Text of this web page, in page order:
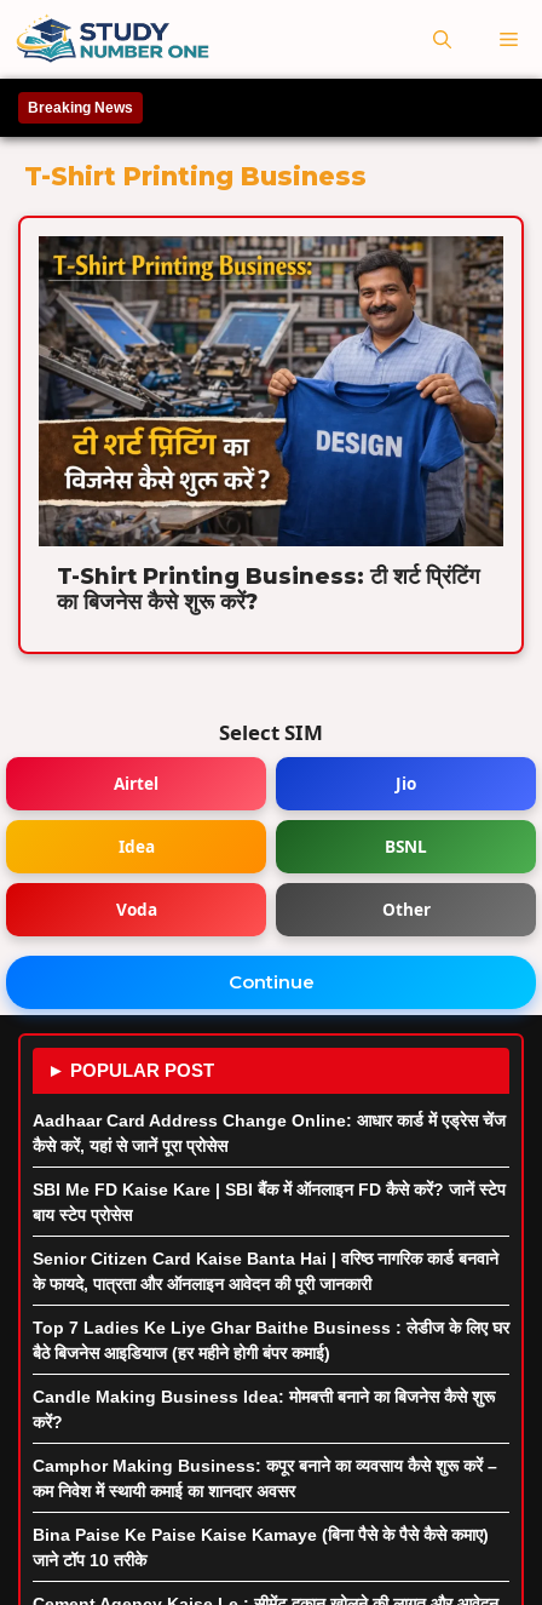
Skip
to
content
Breaking News
T-Shirt Printing Business
T-Shirt Printing Business: टी शर्ट प्रिंटिंग
का बिजनेस कैसे शुरू करें?
Select SIM
Airtel Jio
Idea BSNL
Voda Other
Continue
► POPULAR POST
Aadhaar Card Address Change Online: आधार कार्ड में एड्रेस चेंज
कैसे करें, यहां से जानें पूरा प्रोसेस
SBI Me FD Kaise Kare | SBI बैंक में ऑनलाइन FD कैसे करें? जानें स्टेप
बाय स्टेप प्रोसेस
Senior Citizen Card Kaise Banta Hai | वरिष्ठ नागरिक कार्ड बनवाने
के फायदे, पात्रता और ऑनलाइन आवेदन की पूरी जानकारी
Top 7 Ladies Ke Liye Ghar Baithe Business : लेडीज के लिए घर
बैठे बिजनेस आइडियाज (हर महीने होगी बंपर कमाई)
Candle Making Business Idea: मोमबत्ती बनाने का बिजनेस कैसे शुरू
करें?
Camphor Making Business: कपूर बनाने का व्यवसाय कैसे शुरू करें –
कम निवेश में स्थायी कमाई का शानदार अवसर
Bina Paise Ke Paise Kaise Kamaye (बिना पैसे के पैसे कैसे कमाए)
जाने टॉप 10 तरीके